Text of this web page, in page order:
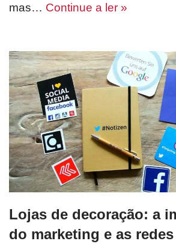
mas… Continue a ler »
Lojas de decoração: a
do marketing e as